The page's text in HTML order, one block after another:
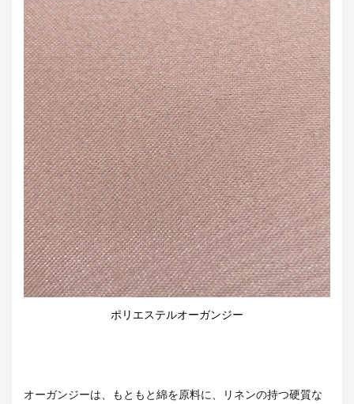
ポリエステルオーガンジー
オーガンジーは、もともと綿を原料に、リネンの持つ硬質な